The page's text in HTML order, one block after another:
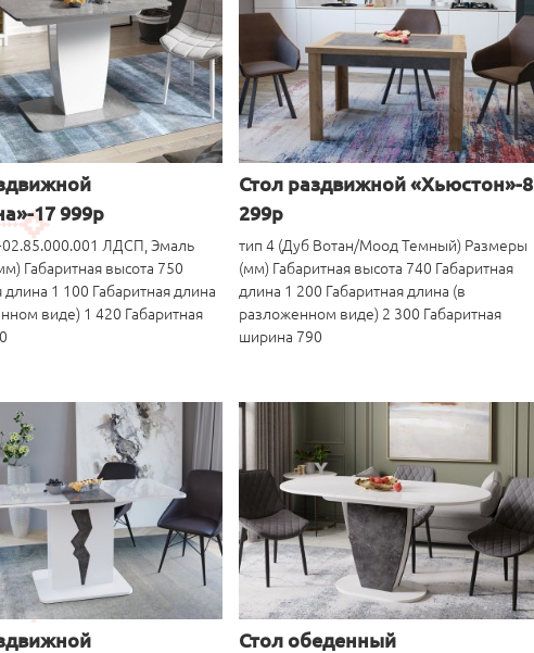
17 999р
ЛДСП, Эмаль
Габаритная высота 750
длина 1 100 Габаритная длина
виде) 1 420 Габаритная
Стол раздвижной «Хьюстон»-8
299р
тип 4 (Дуб Вотан/Моод Темный) Размеры
(мм) Габаритная высота 740 Габаритная
длина 1 200 Габаритная длина (в
разложенном виде) 2 300 Габаритная
ширина 790
Стол обеденный